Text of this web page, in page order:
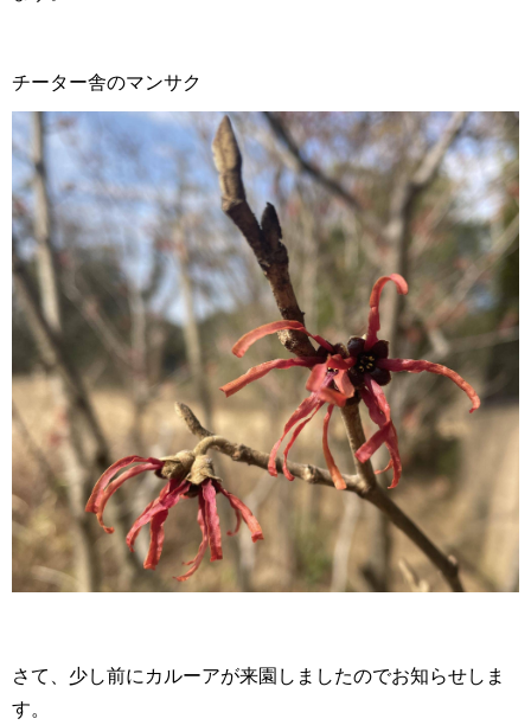
チーター舎のマンサク
さて、少し前にカルーアが来園しましたのでお知らせしま
す。